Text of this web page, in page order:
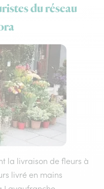
du réseau
la livraison de fleurs à
livré en mains